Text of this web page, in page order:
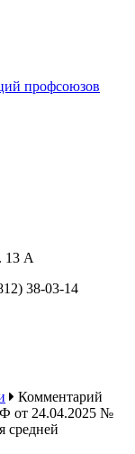
профсоюзов
13 А
38-03-14
Комментарий
от 24.04.2025 №
средней